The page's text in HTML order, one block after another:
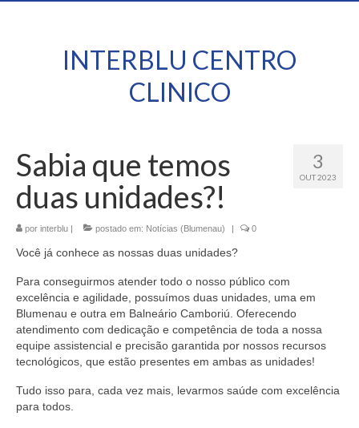
INTERBLU CENTRO
CLINICO
3
OUT 2023
Sabia que temos
duas unidades?!
por interblu | postado em: Notícias (Blumenau) | 0
Você já conhece as nossas duas unidades?
Para conseguirmos atender todo o nosso público com
excelência e agilidade, possuímos duas unidades, uma em
Blumenau e outra em Balneário Camboriú. Oferecendo
atendimento com dedicação e competência de toda a nossa
equipe assistencial e precisão garantida por nossos recursos
tecnológicos, que estão presentes em ambas as unidades!
Tudo isso para, cada vez mais, levarmos saúde com excelência
para todos.